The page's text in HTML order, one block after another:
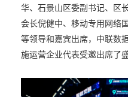
华、石景山区委副书记、区
会长倪健中、移动专用网络
等领导和嘉宾出席，中联数
施运营企业代表受邀出席了盛